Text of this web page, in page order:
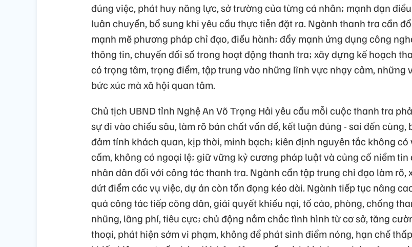
đúng việc, phát huy năng lực, sở trường của từng cá nhân; mạnh dạn
luân chuyển, bổ sung khi yêu cầu thực tiễn đặt ra. Ngành thanh tra cần
mạnh mẽ phương pháp chỉ đạo, điều hành; đẩy mạnh ứng dụng công
thông tin, chuyển đổi số trong hoạt động thanh tra; xây dựng kế hoạch
có trọng tâm, trọng điểm, tập trung vào những lĩnh vực nhạy cảm, những
bức xúc mà xã hội quan tâm.
Chủ tịch UBND tỉnh Nghệ An Võ Trọng Hải yêu cầu mỗi cuộc thanh tra
sự đi vào chiều sâu, làm rõ bản chất vấn đề, kết luận đúng - sai đến cùng,
đảm tính khách quan, kịp thời, minh bạch; kiên định nguyên tắc không có
cấm, không có ngoại lệ; giữ vững kỷ cương pháp luật và củng cố niềm tin
nhân dân đối với công tác thanh tra. Ngành cần tập trung chỉ đạo làm rõ,
dứt điểm các vụ việc, dự án còn tồn đọng kéo dài. Ngành tiếp tục nâng
quả công tác tiếp công dân, giải quyết khiếu nại, tố cáo, phòng, chống
nhũng, lãng phí, tiêu cực; chủ động nắm chắc tình hình từ cơ sở, tăng
thoại, phát hiện sớm vi phạm, không để phát sinh điểm nóng, hạn chế